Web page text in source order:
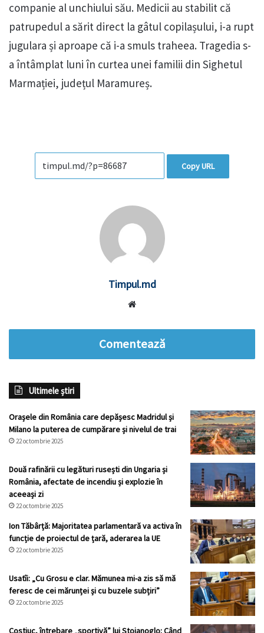
companie al unchiului său. Medicii au stabilit că
patrupedul a sărit direct la gâtul copilașului, i-a rupt
jugulara și aproape că i-a smuls traheea. Tragedia s-
a întâmplat luni în curtea unei familii din Sighetul
Marmației, județul Maramureș.
Copy URL
Timpul.md
Comentează
Ultimele știri
Orașele din România care depășesc Madridul și
Milano la puterea de cumpărare și nivelul de trai
22 octombrie 2025
Două rafinării cu legături rusești din Ungaria și
România, afectate de incendiu și explozie în
aceeași zi
22 octombrie 2025
Ion Tăbârță: Majoritatea parlamentară va activa în
funcție de proiectul de țară, aderarea la UE
22 octombrie 2025
Usatîi: „Cu Grosu e clar. Mămunea mi-a zis să mă
feresc de cei mărunței și cu buzele subțiri”
22 octombrie 2025